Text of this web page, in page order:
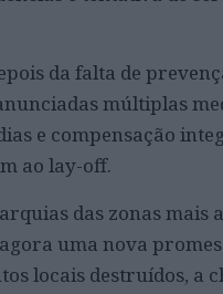
da falta de
múltiplas
e compensação
ao lay-off.
das zonas
uma nova
locais destruídos, a